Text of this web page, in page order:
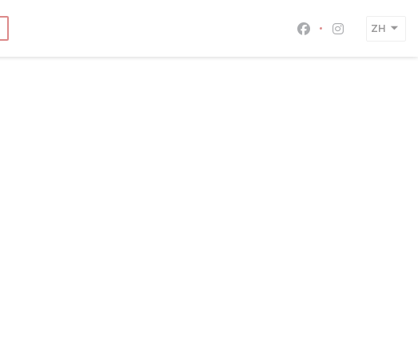
Facebook ((在新
Instagram ((
ZH